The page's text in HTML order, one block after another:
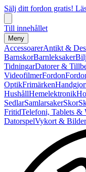
Sälj ditt fordon gratis!
Till innehållet
Meny
AccessoarerAntikt &
BarnskorBarnleksaker
TidningarDatorer &
VideofilmerFordon
OptikFrimärken
HushållHemelektronik
SedlarSamlarsakerSkor
FritidTelefoni, Tablets &
DatorspelVykort & Bilder